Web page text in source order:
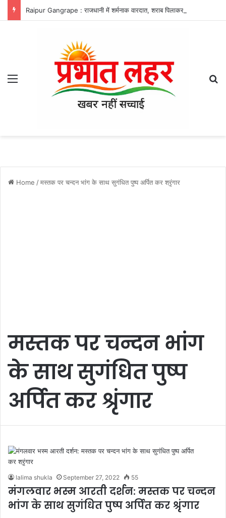
Menu
Home /मस्तक पर चन्दन भांग के साथ सुगंधित पुष्प अर्पित कर श्रृंगार
मस्तक पर चन्दन भांग
के साथ सुगंधित पुष्प
अर्पित कर श्रृंगार
lalima shukla September 27, 2022 55
मंगलवार भस्म आरती दर्शन: मस्तक पर चन्दन
भांग के साथ सुगंधित पुष्प अर्पित कर श्रृंगार